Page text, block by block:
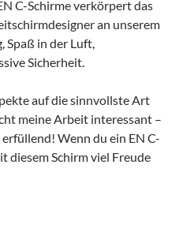
C-Schirme verkörpert das
an unserem
Spaß in der Luft,
Sicherheit.
auf die sinnvollste Art
meine Arbeit interessant –
Wenn du ein EN C-
diesem Schirm viel Freude